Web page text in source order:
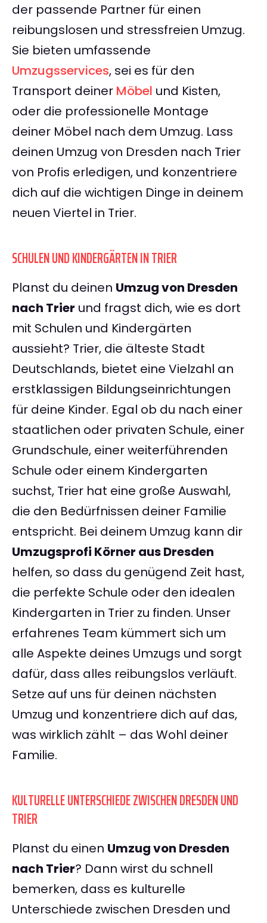
der passende Partner für einen
reibungslosen und stressfreien Umzug.
Sie bieten umfassende
Umzugsservices, sei es für den
Transport deiner Möbel und Kisten,
oder die professionelle Montage
deiner Möbel nach dem Umzug. Lass
deinen Umzug von Dresden nach Trier
von Profis erledigen, und konzentriere
dich auf die wichtigen Dinge in deinem
neuen Viertel in Trier.
SCHULEN UND KINDERGÄRTEN IN TRIER
Planst du deinen Umzug von Dresden
nach Trier und fragst dich, wie es dort
mit Schulen und Kindergärten
aussieht? Trier, die älteste Stadt
Deutschlands, bietet eine Vielzahl an
erstklassigen Bildungseinrichtungen
für deine Kinder. Egal ob du nach einer
staatlichen oder privaten Schule, einer
Grundschule, einer weiterführenden
Schule oder einem Kindergarten
suchst, Trier hat eine große Auswahl,
die den Bedürfnissen deiner Familie
entspricht. Bei deinem Umzug kann dir
Umzugsprofi Körner aus Dresden
helfen, so dass du genügend Zeit hast,
die perfekte Schule oder den idealen
Kindergarten in Trier zu finden. Unser
erfahrenes Team kümmert sich um
alle Aspekte deines Umzugs und sorgt
dafür, dass alles reibungslos verläuft.
Setze auf uns für deinen nächsten
Umzug und konzentriere dich auf das,
was wirklich zählt – das Wohl deiner
Familie.
KULTURELLE UNTERSCHIEDE ZWISCHEN DRESDEN UND
TRIER
Planst du einen Umzug von Dresden
nach Trier? Dann wirst du schnell
bemerken, dass es kulturelle
Unterschiede zwischen Dresden und